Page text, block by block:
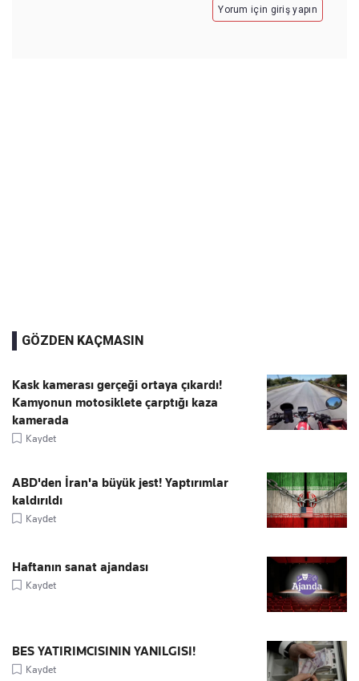
Yorum için giriş yapın
GÖZDEN KAÇMASIN
Kask kamerası gerçeği ortaya çıkardı!
Kamyonun motosiklete çarptığı kaza
kamerada
Kaydet
ABD'den İran'a büyük jest! Yaptırımlar
kaldırıldı
Kaydet
Haftanın sanat ajandası
Kaydet
BES YATIRIMCISININ YANILGISI!
Kaydet